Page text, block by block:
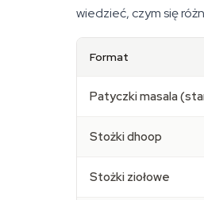
wiedzieć, czym się
Format
Patyczki masala
Stożki dhoop
Stożki ziołowe